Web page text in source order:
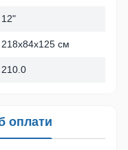
12"
218х84х125 см
210.0
оплати